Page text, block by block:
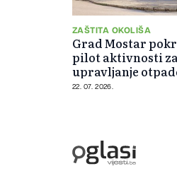
ZAŠTITA OKOLIŠA
Grad Mostar
pilot aktivnosti za
upravljanje
22. 07. 2026.